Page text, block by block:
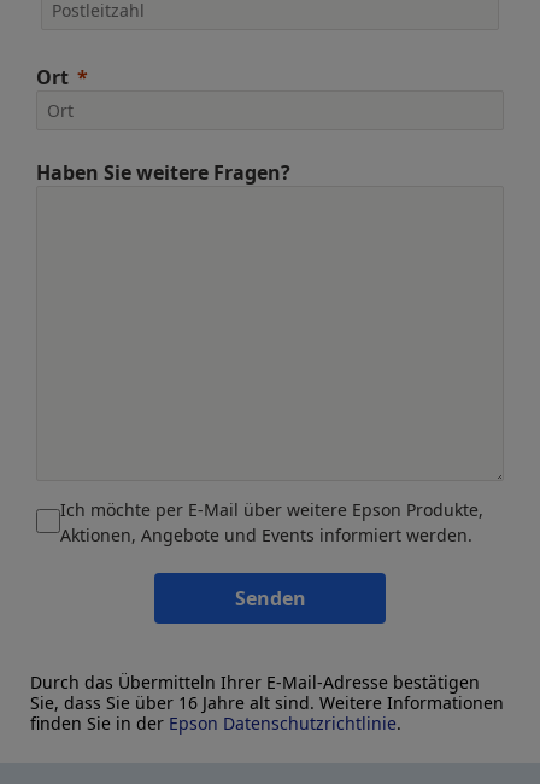
Ort
Haben Sie weitere Fragen?
Ich möchte per E-Mail über weitere Epson Produkte,
Aktionen, Angebote und Events informiert werden.
Senden
Durch das Übermitteln Ihrer E-Mail-Adresse bestätigen
Sie, dass Sie über 16 Jahre alt sind. Weitere Informationen
finden Sie in der Epson Datenschutzrichtlinie.